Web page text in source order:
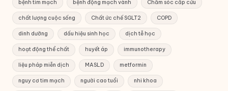
bệnh tim mạch bệnh động mạch vành Chăm sóc cấp cứu
chất lượng cuộc sống Chất ức chế SGLT2 COPD
dinh dưỡng dấu hiệu sinh học dịch tễ học
hoạt động thể chất huyết áp immunotherapy
liệu pháp miễn dịch MASLD metformin
nguy cơ tim mạch người cao tuổi nhi khoa